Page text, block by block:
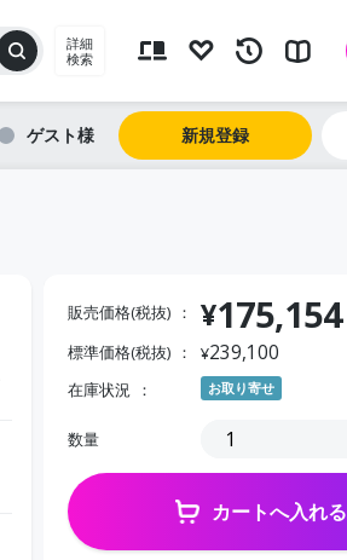
詳細
検索
ゲスト 新規登録
販売価格(税抜) ¥175,154
標準価格(税抜) ¥239,100
在庫状況 お取り寄せ
数量
カートへ入れる